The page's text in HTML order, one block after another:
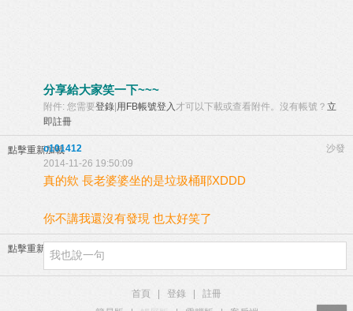
分享給大家笑一下~~~
附件: 您需要登錄 用FB帳號登入 才可以下載或查看附件。沒有帳號？ 立
即註冊
點擊重新加載 沙發
o101412
2014-11-26 19:50:09
真的欸 長老婆婆坐的是垃圾桶耶XDDD
你不講我還沒有發現 也太好笑了
點擊重新加載
首頁 登錄
註冊